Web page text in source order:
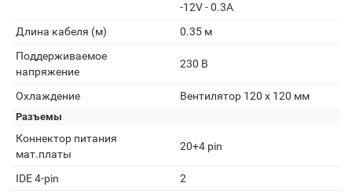
-12V - 0.3A
Длина кабеля (м)
0.35 м
Поддерживаемое
напряжение
230 В
Охлаждение Вентилятор 120 x 120 мм
Разъемы
Коннектор питания
мат.платы
20+4 pin
IDE 4-pin
2